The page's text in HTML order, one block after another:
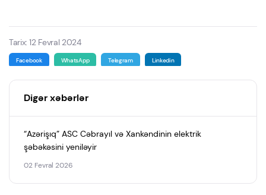
Tarix: 12 Fevral 2024
Facebook WhatsApp Telegram Linkedin
Digər xəbərlər
“Azərişıq” ASC Cəbrayıl və Xankəndinin elektrik
şəbəkəsini yeniləyir
02 Fevral 2026